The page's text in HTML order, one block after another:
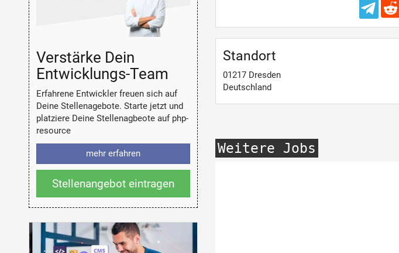
Standort
01217 Dresden
Deutschland
Weitere Jobs
Verstärke Dein
Entwicklungs-Team
Erfahrene Entwickler freuen sich auf
Deine Stellenagebote. Starte jetzt und
platziere Deine Stellenagbeote auf php-
resource
mehr erfahren
Stellenangebot eintragen